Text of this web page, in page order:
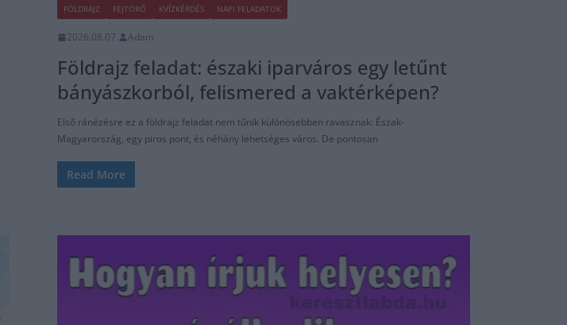
FÖLDRAJZ FEJTÖRŐ KVÍZKÉRDÉS NAPI FELADATOK
2026.08.07. Adam
Földrajz feladat: északi iparváros egy letűnt
bányászkorból, felismered a vaktérképen?
Első ránézésre ez a földrajz feladat nem tűnik különösebben ravasznak: Észak-
Magyarország, egy piros pont, és néhány lehetséges város. De pontosan
Read More